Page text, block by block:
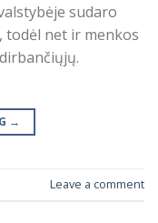
sudaro
todėl net ir menkos
→
Leave a comment